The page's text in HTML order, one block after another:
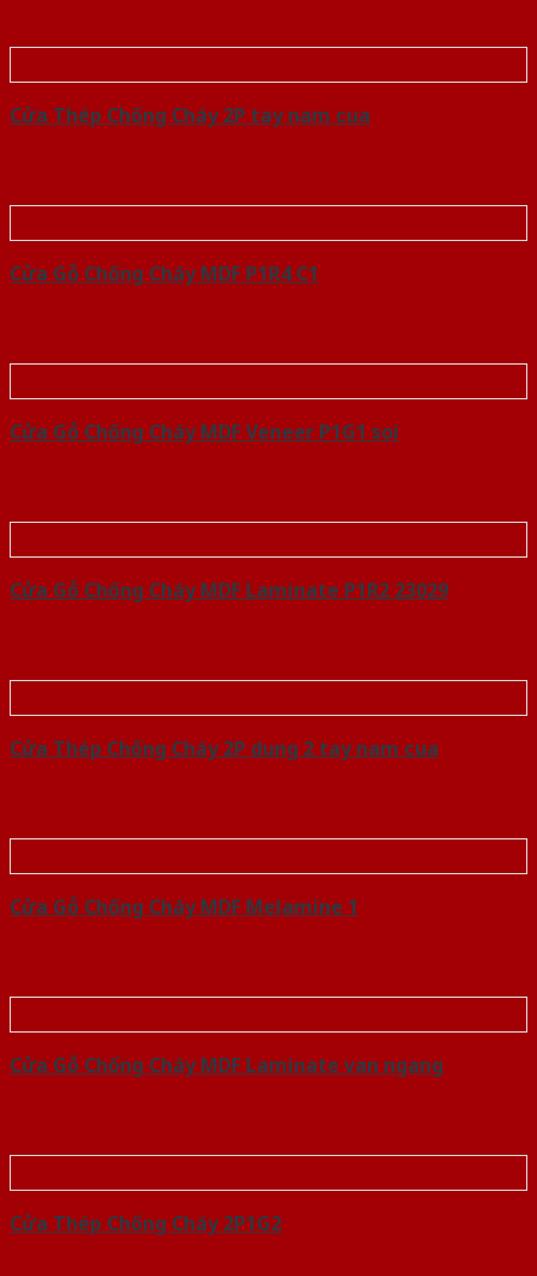
Cửa Thép Chống Cháy 2P tay nam cua
Cửa Gỗ Chống Cháy MDF P1R4 C1
Cửa Gỗ Chống Cháy MDF Veneer P1G1 soi
Cửa Gỗ Chống Cháy MDF Laminate P1R2 23029
Cửa Thép Chống Cháy 2P dung 2 tay nam cua
Cửa Gỗ Chống Cháy MDF Melamine 1
Cửa Gỗ Chống Cháy MDF Laminate van ngang
Cửa Thép Chống Cháy 2P1G2